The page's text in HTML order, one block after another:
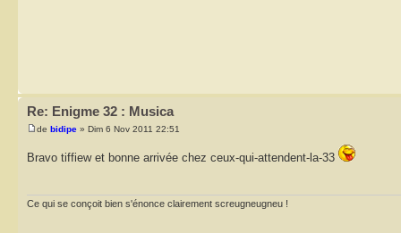
Re: Enigme 32 : Musica
de bidipe » Dim 6 Nov 2011 22:51
Bravo tiffiew et bonne arrivée chez ceux-qui-attendent-la-33
Ce qui se conçoit bien s'énonce clairement screugneugneu !